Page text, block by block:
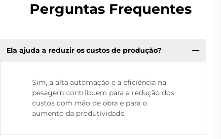
Perguntas Frequentes
Ela ajuda a reduzir os custos de produção?
Sim, a alta automação e a eficiência na
pesagem contribuem para a redução dos
custos com mão de obra e para o
aumento da produtividade.